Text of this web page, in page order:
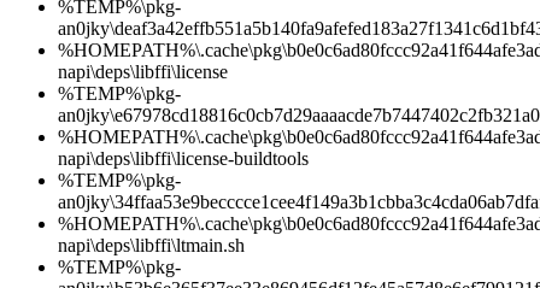
%TEMP%\pkg-
napi\deps\libffi\license
%TEMP%\pkg-
napi\deps\libffi\license-buildtools
%TEMP%\pkg-
napi\deps\libffi\ltmain.sh
%TEMP%\pkg-